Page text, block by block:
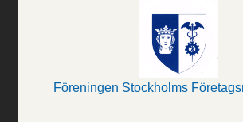
Föreningen Stockholms